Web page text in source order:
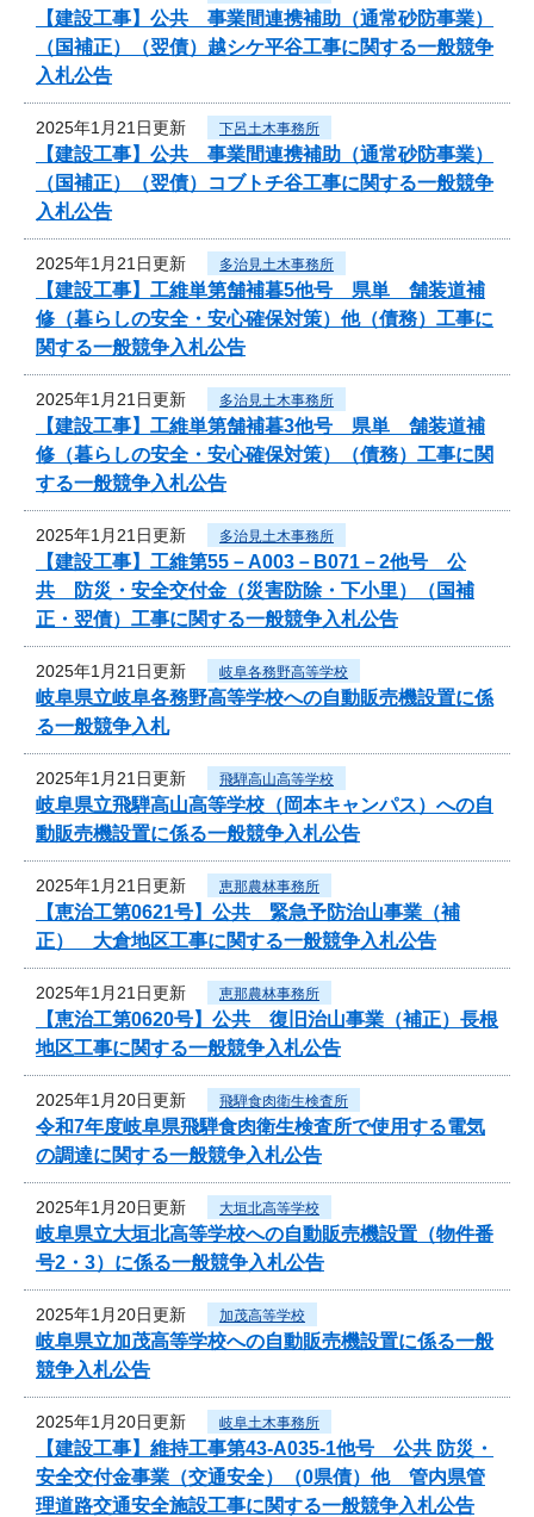
【建設工事】公共 事業間連携補助（通常砂防事業）
（国補正）（翌債）越シケ平谷工事に関する一般競争
入札公告
2025年1月21日更新 下呂土木事務所
【建設工事】公共 事業間連携補助（通常砂防事業）
（国補正）（翌債）コブトチ谷工事に関する一般競争
入札公告
2025年1月21日更新 多治見土木事務所
【建設工事】工維単第舗補暮5他号 県単 舗装道補
修（暮らしの安全・安心確保対策）他（債務）工事に
関する一般競争入札公告
2025年1月21日更新 多治見土木事務所
【建設工事】工維単第舗補暮3他号 県単 舗装道補
修（暮らしの安全・安心確保対策）（債務）工事に関
する一般競争入札公告
2025年1月21日更新 多治見土木事務所
【建設工事】工維第55－A003－B071－2他号 公
共 防災・安全交付金（災害防除・下小里）（国補
正・翌債）工事に関する一般競争入札公告
2025年1月21日更新 岐阜各務野高等学校
岐阜県立岐阜各務野高等学校への自動販売機設置に係
る一般競争入札
2025年1月21日更新 飛騨高山高等学校
岐阜県立飛騨高山高等学校（岡本キャンパス）への自
動販売機設置に係る一般競争入札公告
2025年1月21日更新 恵那農林事務所
【恵治工第0621号】公共 緊急予防治山事業（補
正） 大倉地区工事に関する一般競争入札公告
2025年1月21日更新 恵那農林事務所
【恵治工第0620号】公共 復旧治山事業（補正）長根
地区工事に関する一般競争入札公告
2025年1月20日更新 飛騨食肉衛生検査所
令和7年度岐阜県飛騨食肉衛生検査所で使用する電気
の調達に関する一般競争入札公告
2025年1月20日更新 大垣北高等学校
岐阜県立大垣北高等学校への自動販売機設置（物件番
号2・3）に係る一般競争入札公告
2025年1月20日更新 加茂高等学校
岐阜県立加茂高等学校への自動販売機設置に係る一般
競争入札公告
2025年1月20日更新 岐阜土木事務所
【建設工事】維持工事第43-A035-1他号 公共 防災・
安全交付金事業（交通安全）（0県債）他 管内県管
理道路交通安全施設工事に関する一般競争入札公告